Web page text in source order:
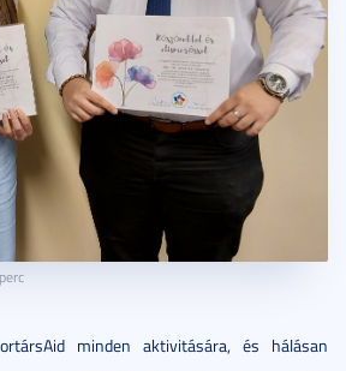
minden aktivitására, és hálásan